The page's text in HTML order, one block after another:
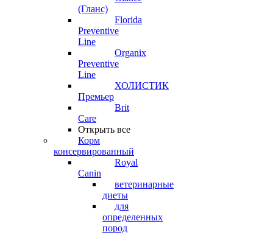
(Гланс)
Florida
Preventive
Line
Organix
Preventive
Line
ХОЛИСТИК
Премьер
Brit
Care
Открыть все
Корм
консервированный
Royal
Canin
ветеринарные
диеты
для
определенных
пород